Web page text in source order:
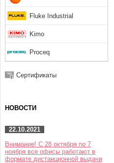
Fluke Industrial
Kimo
Proceq
Сертификаты
НОВОСТИ
22.10.2021
Внимание! С 28 октября по 7
ноября все офисы работают в
формате дистанционной выдачи